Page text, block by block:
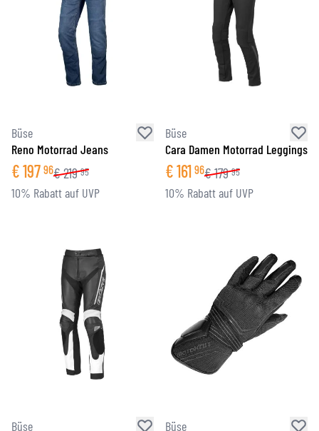
Büse
Reno Motorrad Jeans
€197 96€219 95
10% Rabatt auf UVP
Büse
Cara Damen Motorrad Leggings
€161 96€179 95
10% Rabatt auf UVP
Büse
Büse